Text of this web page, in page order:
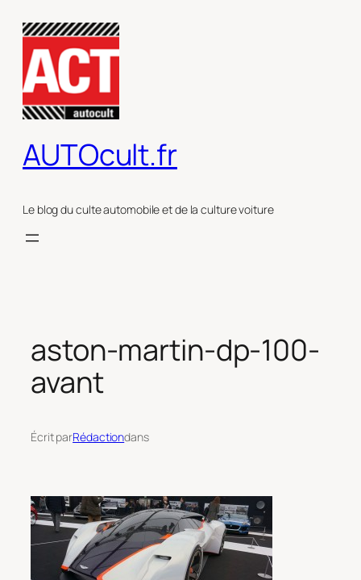
contenu
AUTOcult.fr
Le blog du culte automobile et de la culture voiture
aston-martin-dp-100-
avant
Écrit parRédactiondans